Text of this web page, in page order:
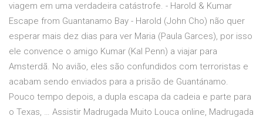
viagem em uma verdadeira catástrofe. - Harold & Kumar
Escape from Guantanamo Bay - Harold (John Cho) não quer
esperar mais dez dias para ver Maria (Paula Garces), por isso
ele convence o amigo Kumar (Kal Penn) a viajar para
Amsterdã. No avião, eles são confundidos com terroristas e
acabam sendo enviados para a prisão de Guantánamo.
Pouco tempo depois, a dupla escapa da cadeia e parte para
o Texas, … Assistir Madrugada Muito Louca online, Madrugada